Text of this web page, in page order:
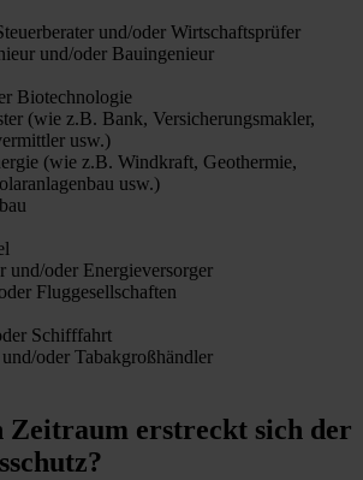
und/oder Wirtschaftsprüfer
und/oder Bauingenieur
Biotechnologie
(wie z.B. Bank, Versicherungsmakler,
usw.)
(wie z.B. Windkraft, Geothermie,
usw.)
und/oder Energieversorger
Fluggesellschaften
Schifffahrt
oder Tabakgroßhändler
Zeitraum erstreckt sich der